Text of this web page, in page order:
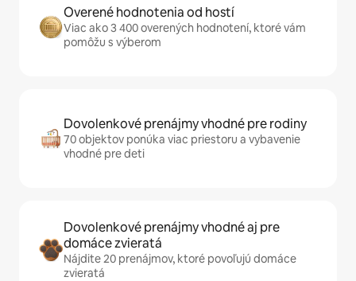
Overené hodnotenia od hostí
Viac ako 3 400 overených hodnotení, ktoré vám
pomôžu s výberom
Dovolenkové prenájmy vhodné pre rodiny
70 objektov ponúka viac priestoru a vybavenie
vhodné pre deti
Dovolenkové prenájmy vhodné aj pre
domáce zvieratá
Nájdite 20 prenájmov, ktoré povoľujú domáce
zvieratá